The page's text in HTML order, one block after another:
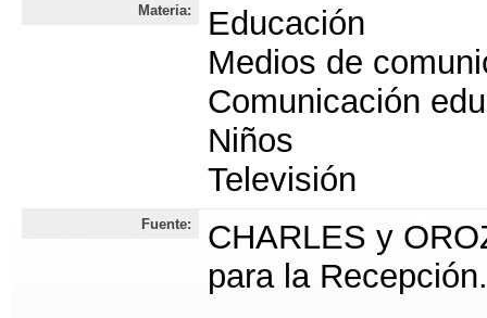
Materia:
Educación
Medios de
Comunicación
Niños
Televisión
Fuente:
CHARLES y
para la Recepción.